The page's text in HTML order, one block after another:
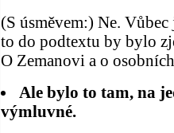
(S úsměvem:) Ne.
to do podtextu by bylo
O Zemanovi a o
Ale bylo to tam, na
výmluvné.